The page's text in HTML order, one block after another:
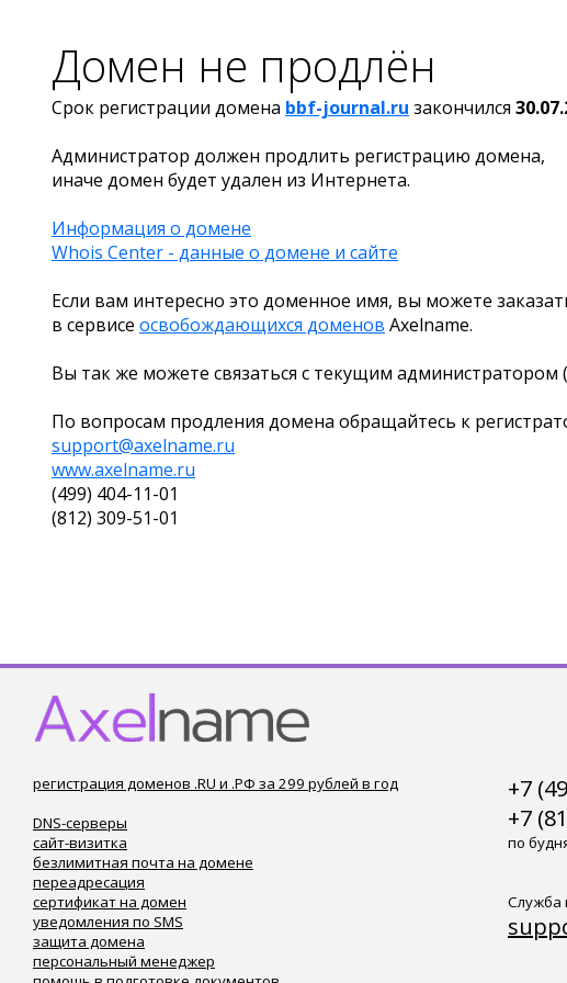
Домен не продлён
Срок регистрации домена bbf-journal.ru закончился
Администратор должен продлить регистрацию домена,
иначе домен будет удален из Интернета.
Информация о домене
Whois Center - данные о домене и сайте
Если вам интересно это доменное имя, вы можете
в сервисе освобождающихся доменов Axelname.
Вы так же можете связаться с текущим
По вопросам продления домена обращайтесь к
support@axelname.ru
www.axelname.ru
(499) 404-11-01
(812) 309-51-01
регистрация доменов .RU и .РФ за 299 рублей в год
DNS-серверы
сайт-визитка
безлимитная почта на домене
переадресация
сертификат на домен
уведомления по SMS
защита домена
персональный менеджер
+7
+7
по
Служба